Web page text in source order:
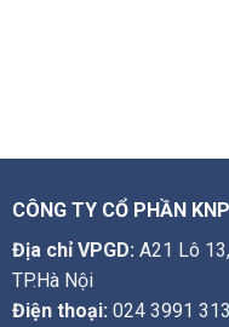
CÔNG TY CỔ PHẦN
Địa chỉ VPGD: A21 Lô
TP.Hà Nội
Điện thoại: 024 3991